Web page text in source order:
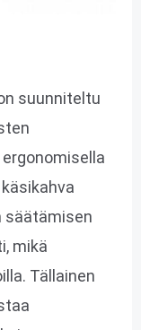
suunniteltu
säätämisen
mikä
Tällainen